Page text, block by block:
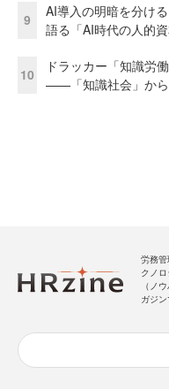
9
AI導入の明暗を分け
語る「AI時代の人的
10
ドラッカー「知識労
——「知識社会」から
労務
クノ
（ノ
ガジン